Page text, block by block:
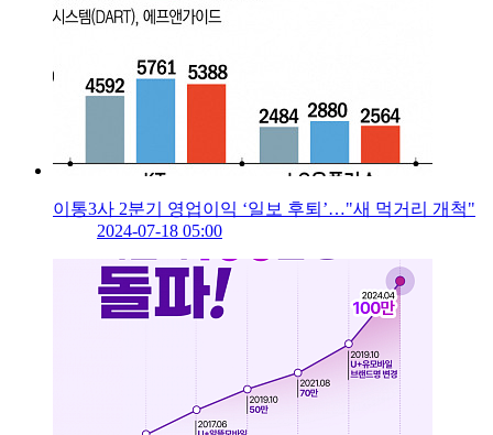
이통3사 2분기 영업이익 ‘일보 후퇴’…"새 먹거리 개척"
2024-07-18 05:00